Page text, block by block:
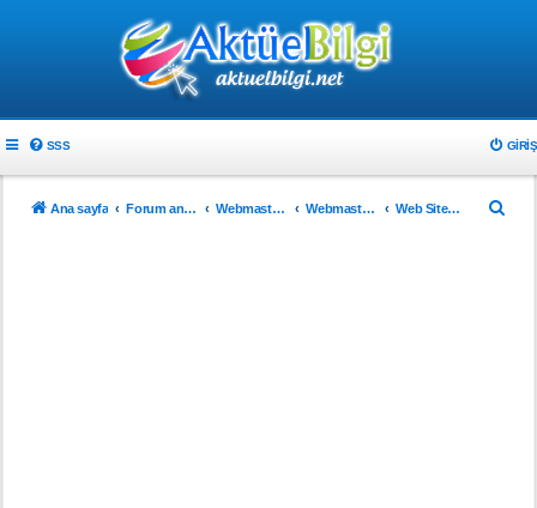
SSS GIRIŞ
Ana sayfa Forum ana sayfa Webmaster & Tasarım Webmasterlar için Web Sitenizi Tanıtın..!